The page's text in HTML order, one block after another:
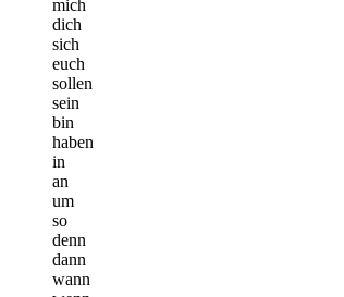
mich
dich
sich
euch
sollen
sein
bin
haben
in
an
um
so
denn
dann
wann